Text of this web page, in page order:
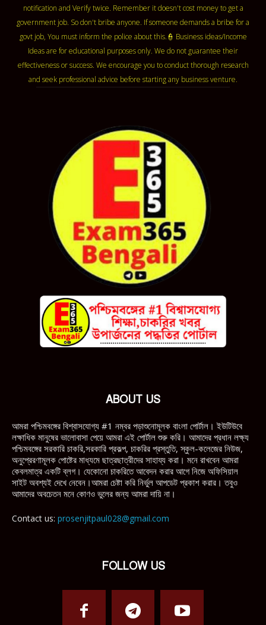
notification and Verify twice. Remember it doesn't cost money to get a
government job. So don't bribe anyone. If someone demands a bribe for a
govt job, You must inform the police about this.👮 Business ideas/Income
Ideas are for educational purposes only. We do not guarantee their
effectiveness or success. We encourage you to conduct thorough research
and seek professional advice before starting any business venture.
ABOUT US
আমরা পশ্চিমবঙ্গের বিশ্বাসযোগ্য #1 নম্বর পড়াশুনোমূলক বাংলা পোর্টাল। ইউটিউবে
লক্ষাধিক মানুষের ভালোবাসা পেয়ে আমরা এই পোর্টাল শুরু করি। আমাদের প্রধান লক্ষ্য
পশ্চিমবঙ্গের সরকারি চাকরি,সরকারি প্রকল্প, চাকরির প্রস্তুতি, স্কুল-কলেজের নিউজ,
অনুপ্রেরণামূলক পোষ্টের মাধ্যমে ছাত্রছাত্রীদের সাহায্য করা। মনে রাখবেন আমরা
কেবলমাত্র একটি ব্লগ। যেকোনো চাকরিতে আবেদন করার আগে নিজে অফিসিয়াল
সাইট অবশ্যই দেখে নেবেন।আমরা চেষ্টা করি নির্ভুল আপডেট প্রকাশ করার। তবুও
আমাদের অবচেতন মনে কোণও ভুলের জন্য আমরা দায়ি না।
Contact us: prosenjitpaul028@gmail.com
FOLLOW US